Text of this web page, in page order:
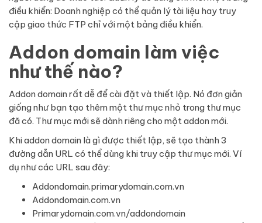
điều khiển: Doanh nghiệp có thể quản lý tài liệu hay truy
cập giao thức FTP chỉ với một bảng điều khiển.
Addon domain làm việc
như thế nào?
Addon domain rất dễ để cài đặt và thiết lập. Nó đơn giản
giống như bạn tạo thêm một thư mục nhỏ trong thư mục
đã có. Thư mục mới sẽ dành riêng cho một addon mới.
Khi addon domain là gì được thiết lập, sẽ tạo thành 3
đường dẫn URL có thể dùng khi truy cập thư mục mới. Ví
dụ như các URL sau đây:
Addondomain.primarydomain.com.vn
Addondomain.com.vn
Primarydomain.com.vn/addondomain